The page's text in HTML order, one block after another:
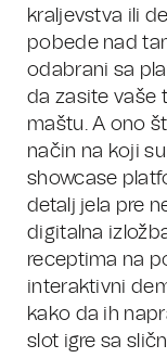
kraljevstva ili
pobede nad
odabrani sa
da zasite vaše
maštu. A ono
način na koji
showcase
detalj jela pre
digitalna
receptima na
interaktivni
kako da ih
slot igre sa